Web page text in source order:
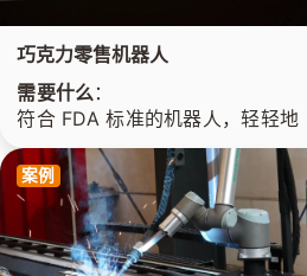
巧克力零售机器人
需要什么：
符合 FDA 标准的机器人，轻轻地
挑选巧克力
要求：
免润滑、摄像头、拖链
材料
：
robolink® RL-DC，第 7 轴，拖
案例